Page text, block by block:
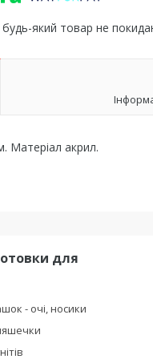
який товар не
Матеріал акрил.
для
- очі, носики